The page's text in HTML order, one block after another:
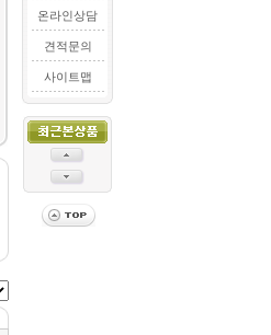
온라인상담
견적문의
사이트맵